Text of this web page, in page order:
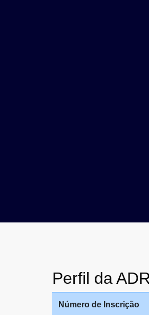
Perfil da
Número de Inscrição